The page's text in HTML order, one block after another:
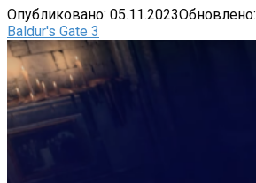
Опубликовано: 05.11.2023Обновлено:
Baldur's Gate 3